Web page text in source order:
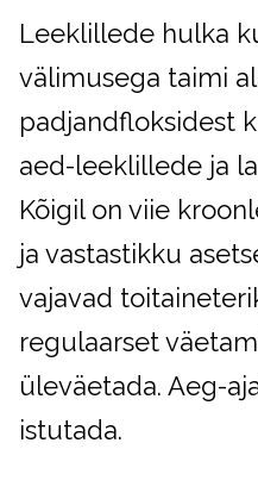
Leeklillede hulka
välimusega taimi
padjandfloksidest
aed-leeklillede ja
Kõigil on viie
ja vastastikku
vajavad
regulaarset
üleväetada. Aeg-
istutada.